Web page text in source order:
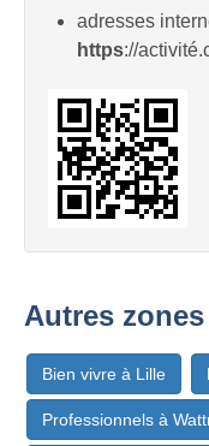
adresses
https://
Autres
Bien vivre à Lille
Professionnels à